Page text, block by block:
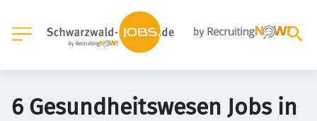
6 Gesundheitswesen Jobs in